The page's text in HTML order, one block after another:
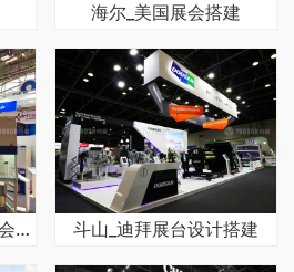
海尔_美国展会搭建
企业应怎么选择境外展会搭建公司 斗山_迪拜展台设计搭建